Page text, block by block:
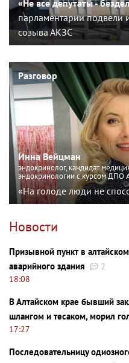
«Не все депутаты -
парламентарии подвели
созыва АКЗС
Разговор
Инна Вейцман
эндокринолог, кандидат
эндокринологии с курсом ДПО
«На голоде люди не
Новости
Призывной пункт в
аварийного здания
2
18:08
В Алтайском крае бывший
шлангом и тесаком, морил
17:27
Последовательницу